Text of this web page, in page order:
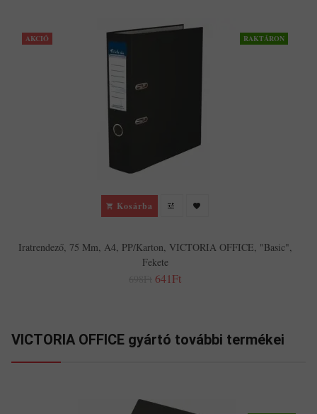
AKCIÓ RAKTÁRON
Kosárba
Iratrendező, 75 Mm, A4, PP/karton, VICTORIA OFFICE, "Basic",
Fekete
641Ft
VICTORIA OFFICE gyártó további termékei